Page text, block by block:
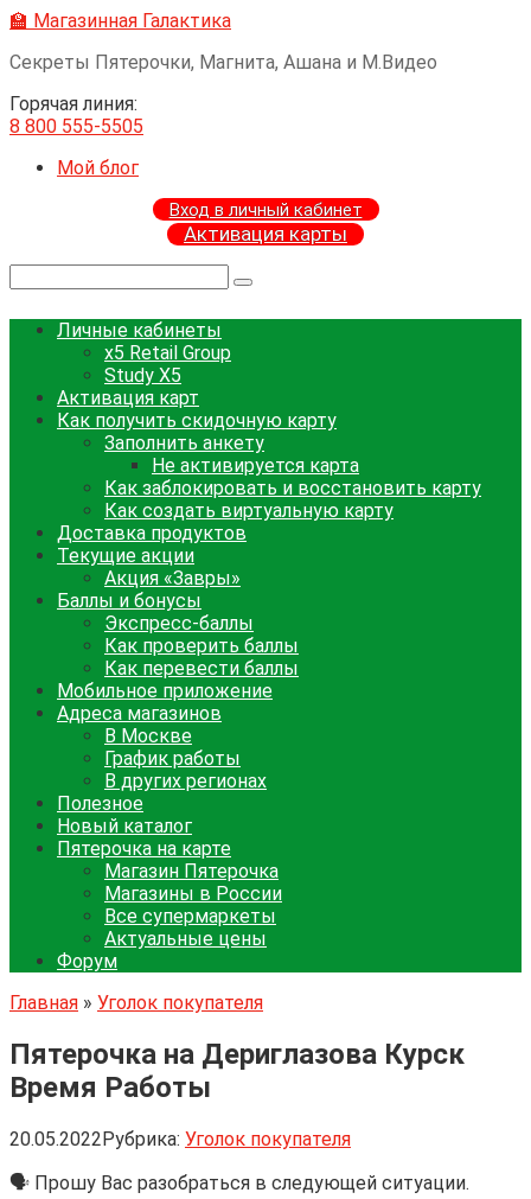
Перейти
контенту
🏫 Магазинная Галактика
Секреты Пятерочки, Магнита, Ашана и М.Видео
Горячая линия:
8 800 555-5505
Мой блог
Вход в личный кабинет
Активация карты
Личные кабинеты
x5 Retail Group
Study X5
Активация карт
Как получить скидочную карту
Заполнить анкету
Не активируется карта
Как заблокировать и восстановить карту
Как создать виртуальную карту
Доставка продуктов
Текущие акции
Акция «Завры»
Баллы и бонусы
Экспресс-баллы
Как проверить баллы
Как перевести баллы
Мобильное приложение
Адреса магазинов
В Москве
График работы
В других регионах
Полезное
Новый каталог
Пятерочка на карте
Магазин Пятерочка
Магазины в России
Все супермаркеты
Актуальные цены
Форум
Главная » Уголок покупателя
Пятерочка на Дериглазова Курск
Время Работы
20.05.2022Рубрика: Уголок покупателя
🗣 Прошу Вас разобраться в следующей ситуации.